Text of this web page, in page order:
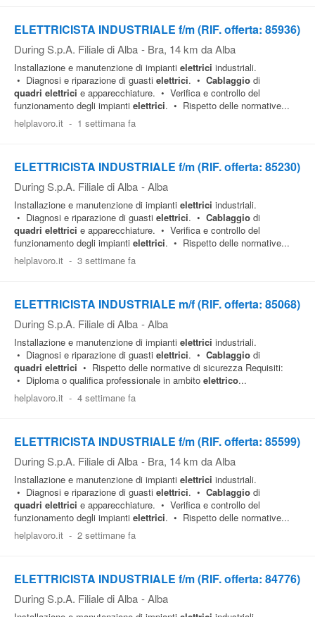
ELETTRICISTA INDUSTRIALE f/m (RIF. offerta: 85936)
During S.p.A. Filiale di Alba - Bra, 14 km da Alba
Installazione e manutenzione di impianti elettrici industriali.
• Diagnosi e riparazione di guasti elettrici. • Cablaggio di
quadri elettrici e apparecchiature. • Verifica e controllo del
funzionamento degli impianti elettrici. • Rispetto delle normative...
helplavoro.it - 1 settimana fa
ELETTRICISTA INDUSTRIALE f/m (RIF. offerta: 85230)
During S.p.A. Filiale di Alba - Alba
Installazione e manutenzione di impianti elettrici industriali.
• Diagnosi e riparazione di guasti elettrici. • Cablaggio di
quadri elettrici e apparecchiature. • Verifica e controllo del
funzionamento degli impianti elettrici. • Rispetto delle normative...
helplavoro.it - 3 settimane fa
ELETTRICISTA INDUSTRIALE m/f (RIF. offerta: 85068)
During S.p.A. Filiale di Alba - Alba
Installazione e manutenzione di impianti elettrici industriali.
• Diagnosi e riparazione di guasti elettrici. • Cablaggio di
quadri elettrici • Rispetto delle normative di sicurezza Requisiti:
• Diploma o qualifica professionale in ambito elettrico...
helplavoro.it - 4 settimane fa
ELETTRICISTA INDUSTRIALE f/m (RIF. offerta: 85599)
During S.p.A. Filiale di Alba - Bra, 14 km da Alba
Installazione e manutenzione di impianti elettrici industriali.
• Diagnosi e riparazione di guasti elettrici. • Cablaggio di
quadri elettrici e apparecchiature. • Verifica e controllo del
funzionamento degli impianti elettrici. • Rispetto delle normative...
helplavoro.it - 2 settimane fa
ELETTRICISTA INDUSTRIALE f/m (RIF. offerta: 84776)
During S.p.A. Filiale di Alba - Alba